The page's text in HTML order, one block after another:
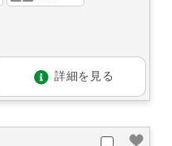
詳細を見る